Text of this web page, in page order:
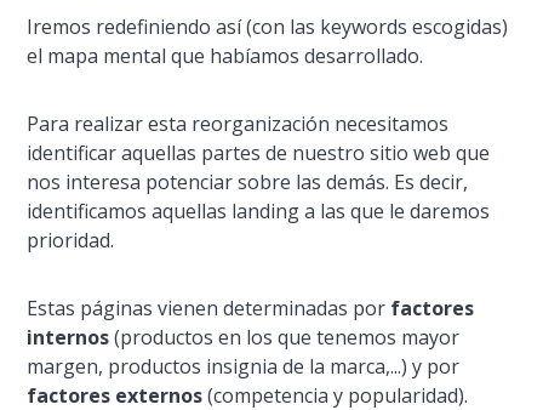
Iremos redefiniendo así­ (con las keywords escogidas)
el mapa mental que habí­amos desarrollado.
Para realizar esta reorganización necesitamos
identificar aquellas partes de nuestro sitio web que
nos interesa potenciar sobre las demás. Es decir,
identificamos aquellas landing a las que le daremos
prioridad.
Estas páginas vienen determinadas por factores
internos(productos en los que tenemos mayor
margen, productos insignia de la marca,...) y por
factores externos(competencia y popularidad).